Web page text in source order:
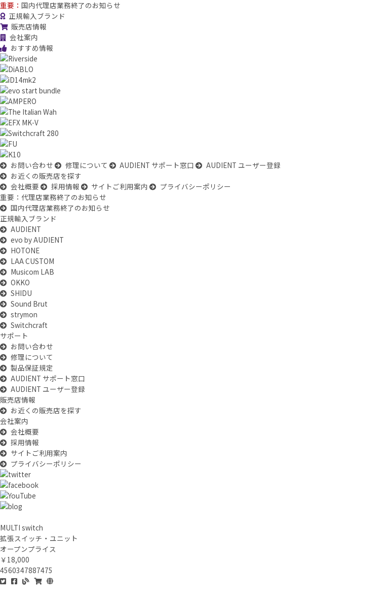
重要： 国内代理店業務終了のお知らせ
正規輸入ブランド
販売店情報
会社案内
おすすめ情報
お問い合わせ 修理について AUDIENT サポート窓口
AUDIENT ユーザー登録
お近くの販売店を探す
会社概要
採用情報 サイトご利用案内
プライバシーポリシー
重要：代理店業務終了のお知らせ
国内代理店業務終了のお知らせ
正規輸入ブランド
AUDIENT
evo by AUDIENT
HOTONE
LAA CUSTOM
Musicom LAB
OKKO
SHIDU
Sound Brut
strymon
Switchcraft
サポート
お問い合わせ
修理について
製品保証規定
AUDIENT サポート窓口
AUDIENT ユーザー登録
販売店情報
お近くの販売店を探す
会社案内
会社概要
採用情報
サイトご利用案内
プライバシーポリシー
MULTI switch
拡張スイッチ・ユニット
オープンプライス
￥18,000
4560347887475